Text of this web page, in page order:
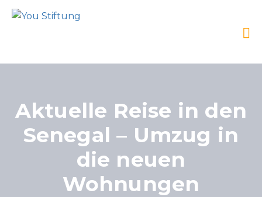
Aktuelle Reise in den
Senegal – Umzug in
die neuen
Wohnungen